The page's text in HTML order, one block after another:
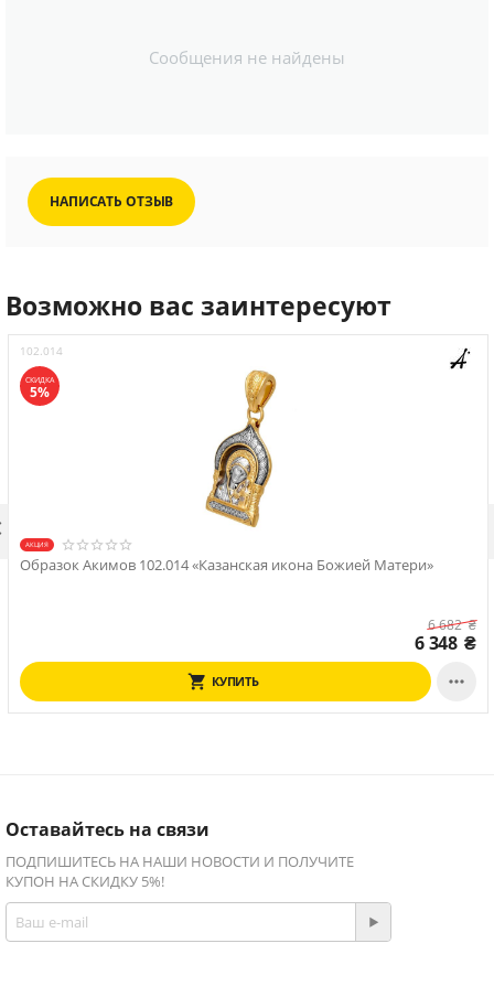
Сообщения не найдены
НАПИСАТЬ ОТЗЫВ
Возможно вас заинтересуют
102.014
СКИДКА
5%
АКЦИЯ
Образок Акимов 102.014 «Казанская икона Божией Матери»
6 682₴
6 348 ₴
КУПИТЬ 
Оставайтесь на связи
ПОДПИШИТЕСЬ НА НАШИ НОВОСТИ И ПОЛУЧИТЕ
КУПОН НА СКИДКУ 5%!